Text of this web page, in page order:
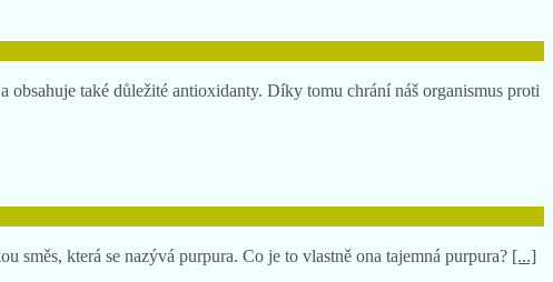
také důležité antioxidanty. Díky tomu chrání náš organismus proti
která se nazývá purpura. Co je to vlastně ona tajemná purpura?